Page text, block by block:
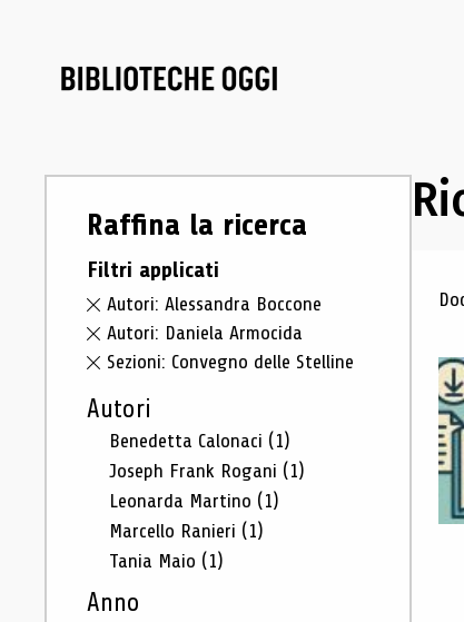
Raffina la ricerca
Filtri applicati
Autori: Alessandra Boccone
Autori: Daniela Armocida
Sezioni: Convegno delle Stelline
Autori
Benedetta Calonaci (1)
Joseph Frank Rogani (1)
Leonarda Martino (1)
Marcello Ranieri (1)
Tania Maio (1)
Anno